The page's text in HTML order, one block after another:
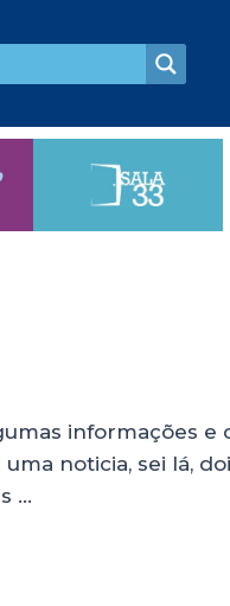
informações e
noticia, sei lá,
…